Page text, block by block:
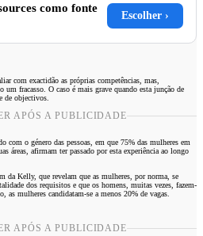
como fonte
Escolher ›
com exactidão as próprias competências, mas,
fracasso. O caso é mais grave quando esta junção de
de objectivos.
APÓS A PUBLICIDADE
com o género das pessoas, em que 75% das mulheres em
áreas, afirmam ter passado por esta experiência ao longo
da Kelly, que revelam que as mulheres, por norma, se
dos requisitos e que os homens, muitas vezes, fazem-
as mulheres candidatam-se a menos 20% de vagas.
APÓS A PUBLICIDADE